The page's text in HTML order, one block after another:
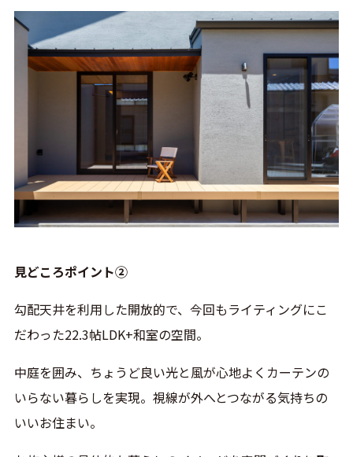
見どころポイント②
勾配天井を利用した開放的で、今回もライティングにこ
だわった22.3帖LDK+和室の空間。
中庭を囲み、ちょうど良い光と風が心地よくカーテンの
いらない暮らしを実現。視線が外へとつながる気持ちの
いいお住まい。